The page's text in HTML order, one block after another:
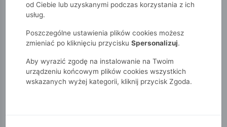
51015kids
Niemowlak
Dzianinowe body z długim rękawem - białe w różowe kropki
od Ciebie lub uzyskanymi podczas korzystania z ich
usług.
Poszczególne ustawienia plików cookies możesz
zmieniać po kliknięciu przycisku Spersonalizuj.
Aby wyrazić zgodę na instalowanie na Twoim
urządzeniu końcowym plików cookies wszystkich
wskazanych wyżej kategorii, kliknij przycisk Zgoda.